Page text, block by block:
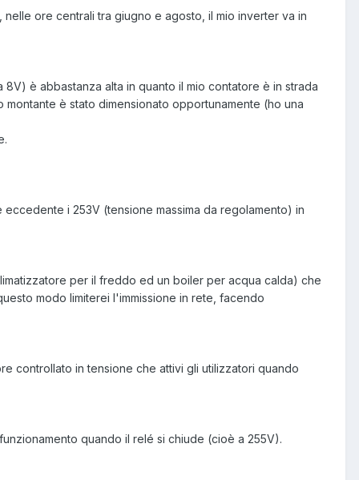
ore centrali tra giugno e agosto, il mio inverter va in
è abbastanza alta in quanto il mio contatore è in strada
è stato dimensionato opportunamente (ho una
i 253V (tensione massima da regolamento) in
per il freddo ed un boiler per acqua calda) che
modo limiterei l'immissione in rete, facendo
controllato in tensione che attivi gli utilizzatori quando
quando il relé si chiude (cioè a 255V).